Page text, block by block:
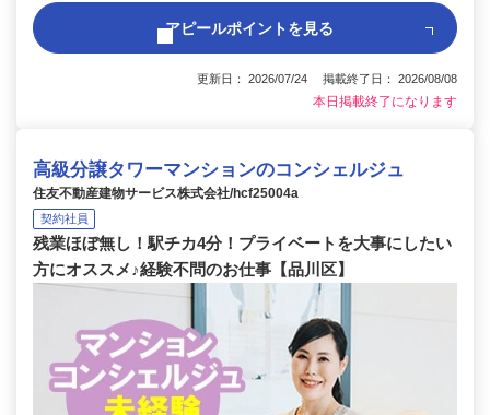
アピールポイントを見る
更新日： 2026/07/24 掲載終了日： 2026/08/08
本日掲載終了になります
高級分譲タワーマンションのコンシェルジュ
住友不動産建物サービス株式会社/hcf25004a
契約社員
残業ほぼ無し！駅チカ4分！プライベートを大事にしたい
方にオススメ♪経験不問のお仕事【品川区】